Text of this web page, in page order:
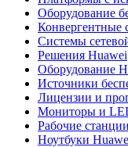
Оборудование
Конвергентные
Системы
Решения Huawei
Оборудование
Источники
Лицензии и
Мониторы и
Рабочие
Ноутбуки